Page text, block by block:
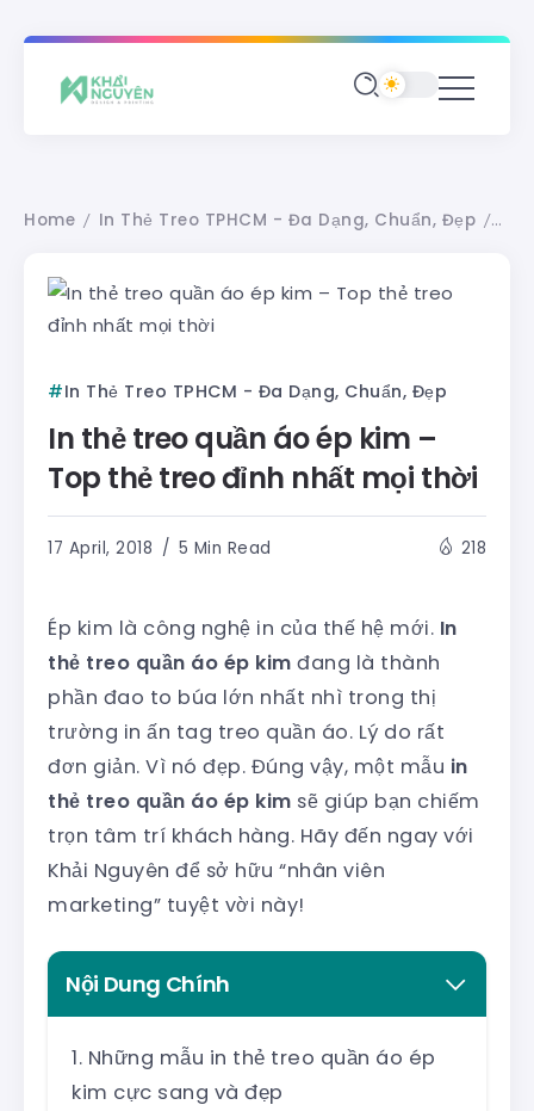
Home / In Thẻ Treo TPHCM - Đa Dạng, Chuẩn, Đẹp / In
In Thẻ Treo TPHCM - Đa Dạng, Chuẩn, Đẹp
In thẻ treo quần áo ép kim –
Top thẻ treo đỉnh nhất mọi thời
17 April, 2018 5 Min Read 218
Ép kim là công nghệ in của thế hệ mới. In
thẻ treo quần áo ép kim đang là thành
phần đao to búa lớn nhất nhì trong thị
trường in ấn tag treo quần áo. Lý do rất
đơn giản. Vì nó đẹp. Đúng vậy, một mẫu in
thẻ treo quần áo ép kim sẽ giúp bạn chiếm
trọn tâm trí khách hàng. Hãy đến ngay với
Khải Nguyên để sở hữu “nhân viên
marketing” tuyệt vời này!
Nội Dung Chính
Những mẫu in thẻ treo quần áo ép
kim cực sang và đẹp